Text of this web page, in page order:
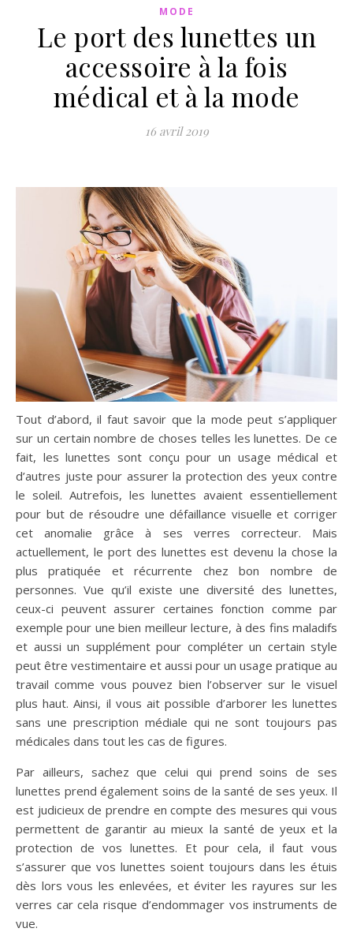
MODE
Le port des lunettes un
accessoire à la fois
médical et à la mode
16 avril 2019
Tout d’abord, il faut savoir que la mode peut s’appliquer
sur un certain nombre de choses telles les lunettes. De ce
fait, les lunettes sont conçu pour un usage médical et
d’autres juste pour assurer la protection des yeux contre
le soleil. Autrefois, les lunettes avaient essentiellement
pour but de résoudre une défaillance visuelle et corriger
cet anomalie grâce à ses verres correcteur. Mais
actuellement, le port des lunettes est devenu la chose la
plus pratiquée et récurrente chez bon nombre de
personnes. Vue qu’il existe une diversité des lunettes,
ceux-ci peuvent assurer certaines fonction comme par
exemple pour une bien meilleur lecture, à des fins maladifs
et aussi un supplément pour compléter un certain style
peut être vestimentaire et aussi pour un usage pratique au
travail comme vous pouvez bien l’observer sur le visuel
plus haut. Ainsi, il vous ait possible d’arborer les lunettes
sans une prescription médiale qui ne sont toujours pas
médicales dans tout les cas de figures.
Par ailleurs, sachez que celui qui prend soins de ses
lunettes prend également soins de la santé de ses yeux. Il
est judicieux de prendre en compte des mesures qui vous
permettent de garantir au mieux la santé de yeux et la
protection de vos lunettes. Et pour cela, il faut vous
s’assurer que vos lunettes soient toujours dans les étuis
dès lors vous les enlevées, et éviter les rayures sur les
verres car cela risque d’endommager vos instruments de
vue.